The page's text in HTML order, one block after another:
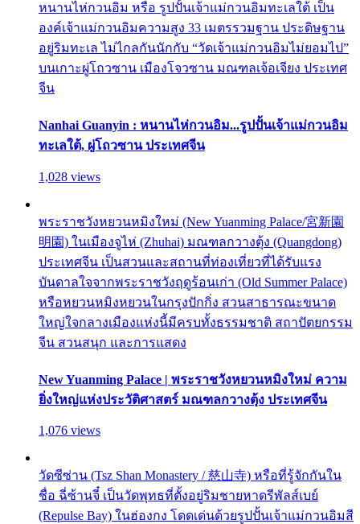
หนานไห่กวนอิม หรือ รูปปั้นเจ้าแม่กวนอิมทะเลใต้ เป็น
องค์เจ้าแม่กวนอิมความสูง 33 เมตรรวมฐาน ประดิษฐาน
อยู่ริมทะเล ไม่ไกลกันนักกับ “วัดเจ้าแม่กวนอิมไม่ยอมไป”
บนเกาะผู่โถวซาน เมืองโจวซาน มณฑลเจ้อเจียง ประเทศ
จีน
Nanhai Guanyin : หนานไห่กวนอิม...รูปปั้นเจ้าแม่กวนอิม
ทะเลใต้, ผู่โถวซาน ประเทศจีน
1,028 views
พระราชวังหยวนหมิงใหม่ (New Yuanming Palace/宮新園
明園) ในเมืองจูไห่ (Zhuhai) มณฑลกวางตุ้ง (Quangdong)
ประเทศจีน เป็นสวนและสถานที่ท่องเที่ยวที่ได้รับแรง
บันดาลใจจากพระราชวังฤดูร้อนเก่า (Old Summer Palace)
หรือหยวนหมิงหยวนในกรุงปักกิ่ง สวนสาธารณะขนาด
ใหญ่ใจกลางเมืองแห่งนี้มีครบทั้งธรรมชาติ สถาปัตยกรรม
จีน สวนสนุก และการแสดง
New Yuanming Palace | พระราชวังหยวนหมิงใหม่ ความ
ยิ่งใหญ่แห่งประวัติศาสตร์ มณฑลกวางตุ้ง ประเทศจีน
1,076 views
วัดซีซ่าน (Tsz Shan Monastery / 慈山寺) หรือที่รู้จักกันใน
ชื่อ ฉี่ซ้านจี๋ เป็นวัดพุทธที่ตั้งอยู่ริมชายหาดรีพัลส์เบย์
(Repulse Bay) ในฮ่องกง โดดเด่นด้วยรูปปั้นเจ้าแม่กวนอิมสี